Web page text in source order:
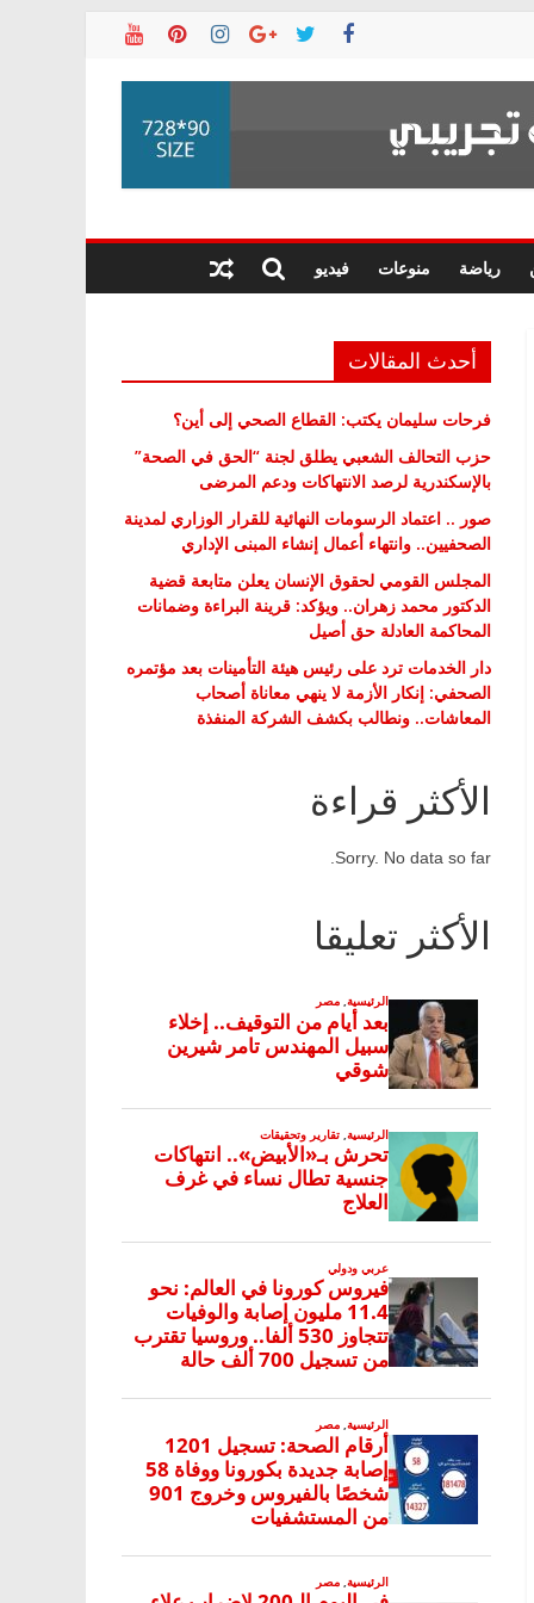
رياضة منوعات فيديو
أحدث المقالات
فرحات سليمان يكتب: القطاع الصحي إلى أين؟
حزب التحالف الشعبي يطلق لجنة “الحق في الصحة”
بالإسكندرية لرصد الانتهاكات ودعم المرضى
صور .. اعتماد الرسومات النهائية للقرار الوزاري لمدينة
الصحفيين.. وانتهاء أعمال إنشاء المبنى الإداري
المجلس القومي لحقوق الإنسان يعلن متابعة قضية
الدكتور محمد زهران.. ويؤكد: قرينة البراءة وضمانات
المحاكمة العادلة حق أصيل
دار الخدمات ترد على رئيس هيئة التأمينات بعد مؤتمره
الصحفي: إنكار الأزمة لا ينهي معاناة أصحاب
المعاشات.. ونطالب بكشف الشركة المنفذة
الأكثر قراءة
Sorry. No data so far.
الأكثر تعليقا